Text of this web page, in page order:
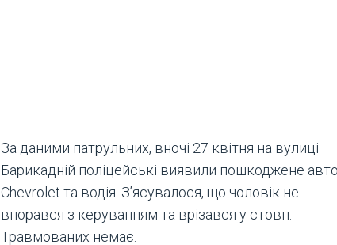
За даними патрульних, вночі 27 квітня на вулиці
Барикадній поліцейські виявили пошкоджене авто
Chevrolet та водія. З’ясувалося, що чоловік не
впорався з керуванням та врізався у стовп.
Травмованих немає.